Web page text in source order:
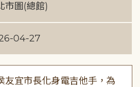
市圖(總館)
04-27
友宜市長化身電吉他手，為